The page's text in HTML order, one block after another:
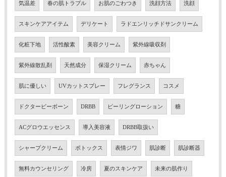
気温差 春の肌トラブル お肌のごわつき 洗顔方法 洗顔
スキンケアアイテム デリケート ラドエンリッチドサンクリーム
化粧下地 活性酸素 美容クリーム 紫外線吸収剤
紫外線散乱剤 天然成分 保湿クリーム 赤ちゃん
肌に優しい UVカットスプレー フレグランス コスメ
ドクタービーボーン DRBB ピーリングローション 糖
ACグロウエッセンス 導入美容液 DRBB取扱い
シャープクリーム ボトックス 表情ジワ 肌診断 肌診断器
無料カウンセリング 冷房 夏のスキンケア 未来の肌作り